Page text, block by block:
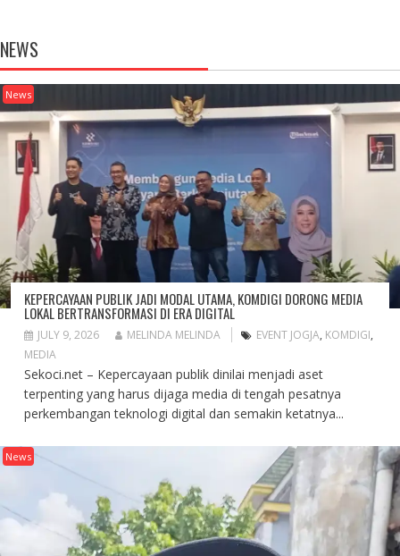
NEWS
News
KEPERCAYAAN PUBLIK JADI MODAL UTAMA, KOMDIGI DORONG MEDIA
LOKAL BERTRANSFORMASI DI ERA DIGITAL
JULY 9, 2026 MELINDA MELINDA EVENT JOGJA, KOMDIGI,
MEDIA
Sekoci.net – Kepercayaan publik dinilai menjadi aset
terpenting yang harus dijaga media di tengah pesatnya
perkembangan teknologi digital dan semakin ketatnya...
News